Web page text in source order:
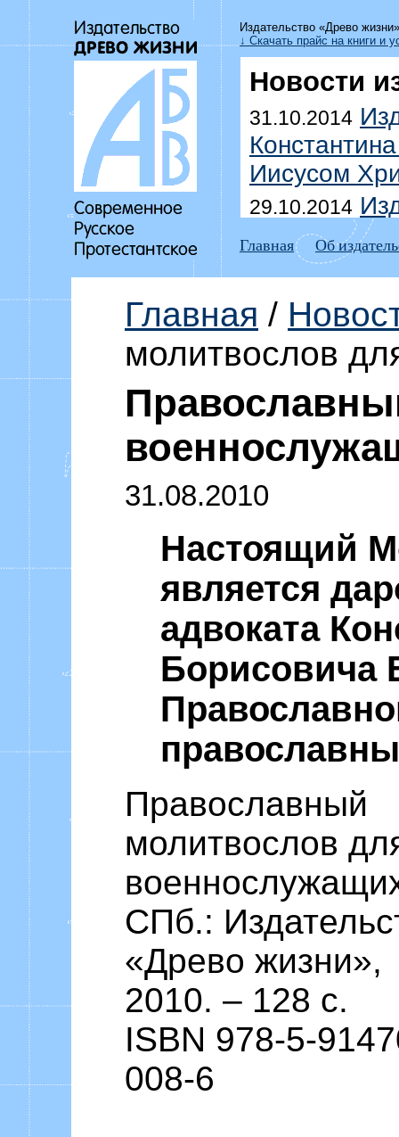
Издательство «Древо
↓ Скачать прайс на книги и
Новости
31.10.2014
Иисусом
29.10.2014
Уоммака
побеждать
18.07.2014
Дмитрия
Уоммака
Главная Об
Главная /
молитвослов
31.08.2010
Настоящий
является
адвоката
Борисовича
Православный
молитвослов
СПб.:
«Древо жизни»,
2010. – 128 с.
ISBN 978-5-
008-6